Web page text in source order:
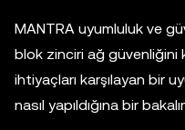
MANTRA uyumluluk ve
blok zinciri ağ güvenliğini
ihtiyaçları karşılayan bir
nasıl yapıldığına bir